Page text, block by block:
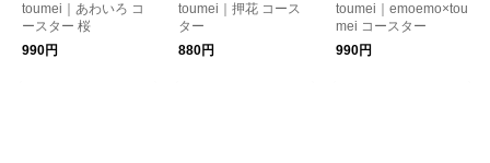
toumei｜あわいろ コ
ースター 桜
990円
toumei｜押花 コース
ター
880円
toumei｜emoemo×tou
mei コースター
990円